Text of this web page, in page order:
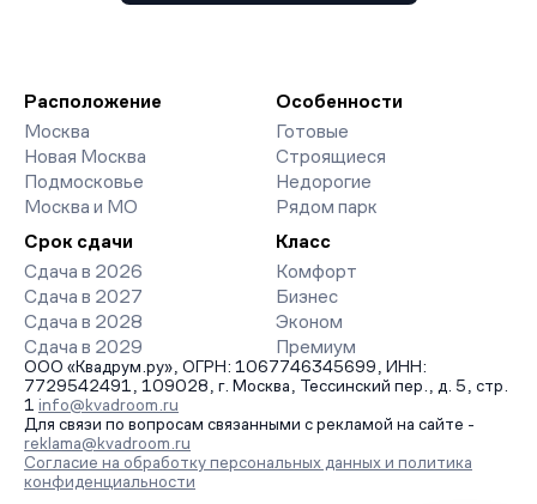
Расположение
Москва
Новая Москва
Подмосковье
Москва и МО
Особенности
Готовые
Строящиеся
Недорогие
Рядом парк
Срок сдачи
Сдача в 2026
Сдача в 2027
Сдача в 2028
Сдача в 2029
Класс
Комфорт
Бизнес
Эконом
Премиум
ООО «Квадрум.ру», ОГРН: 1067746345699, ИНН:
7729542491, 109028, г. Москва, Тессинский пер., д. 5, стр.
1 info@kvadroom.ru
Для связи по вопросам связанными с рекламой на сайте -
reklama@kvadroom.ru
Согласие на обработку персональных данных и политика
конфиденциальности